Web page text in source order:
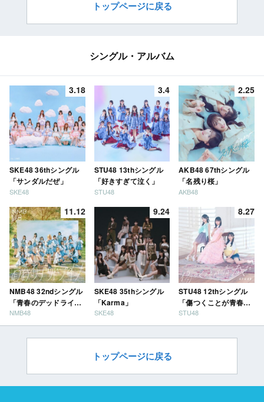
トップページに戻る
シングル・アルバム
3.18
SKE48 36thシングル
「サンダルだぜ」
SKE48
3.4
STU48 13thシングル
「好きすぎて泣く」
STU48
2.25
AKB48 67thシングル
「名残り桜」
AKB48
11.12
NMB48 32ndシングル
「青春のデッドライ
ン」
NMB48
9.24
SKE48 35thシングル
「Karma」
SKE48
8.27
STU48 12thシングル
「傷つくことが青春
だ」
STU48
トップページに戻る